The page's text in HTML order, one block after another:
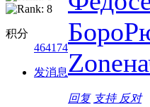
积分
464174
发消息
Боро
Zone
回复 支持 反对